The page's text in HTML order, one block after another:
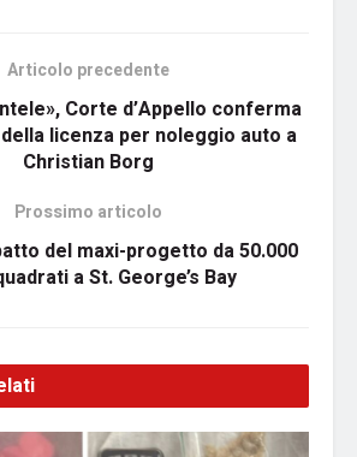
Articolo precedente
Corte d’Appello conferma
licenza per noleggio auto a
Christian Borg
Prossimo articolo
del maxi-progetto da 50.000
a St. George’s Bay